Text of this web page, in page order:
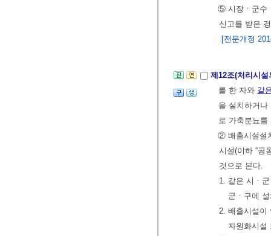
⑤ 시장ㆍ군수
신고를 받은
[전문개정
제12조(처리시
를 한 자와 같
을 설치하거
로 가축분뇨
② 배출시설설
시설(이하 “공
것으로 본다.
1. 같은 시ㆍ
군ㆍ구에
2. 배출시설이
자원화시설